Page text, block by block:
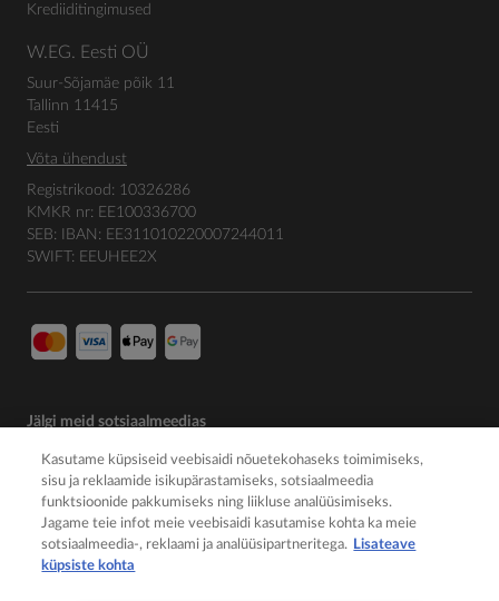
Krediiditingimused
W.EG. Eesti OÜ
Suur-Sõjamäe põik 11
Tallinn 11415
Eesti
Võta ühendust
Registrikood: 10326286
KMKR nr: EE100336700
SEB: IBAN: EE311010220007244011
SWIFT: EEUHEE2X
Jälgi meid sotsiaalmeedias
Kasutame küpsiseid veebisaidi nõuetekohaseks toimimiseks,
sisu ja reklaamide isikupärastamiseks, sotsiaalmeedia
funktsioonide pakkumiseks ning liikluse analüüsimiseks.
Jagame teie infot meie veebisaidi kasutamise kohta ka meie
sotsiaalmeedia-, reklaami ja analüüsipartneritega. Lisateave
küpsiste kohta